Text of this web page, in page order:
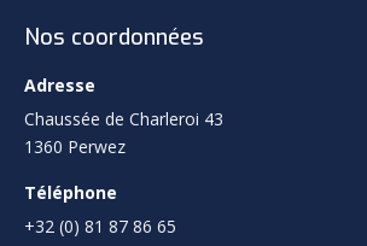
Nos coordonnées
Adresse
Chaussée de Charleroi 43
1360 Perwez
Téléphone
+32 (0) 81 87 86 65